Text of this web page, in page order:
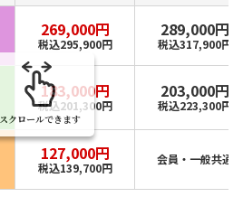
269,000円
税込295,900円
289,000円
税込317,900円
183,000円
税込201,300円
203,000円
税込223,300円
127,000円
税込139,700円
会員・一般共通
スクロールできます